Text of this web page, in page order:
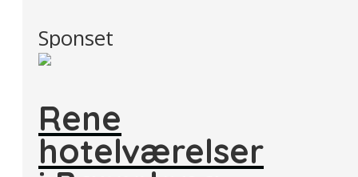
Sponset
Rene
hotelværelser